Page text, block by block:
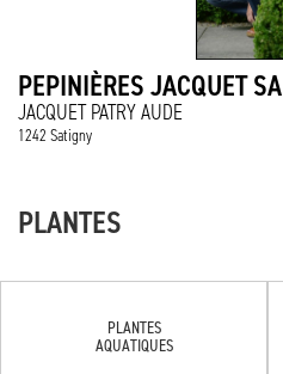
PEPINIÈRES JACQUET SA
JACQUET PATRY AUDE
1242 Satigny
PLANTES
PLANTES
AQUATIQUES